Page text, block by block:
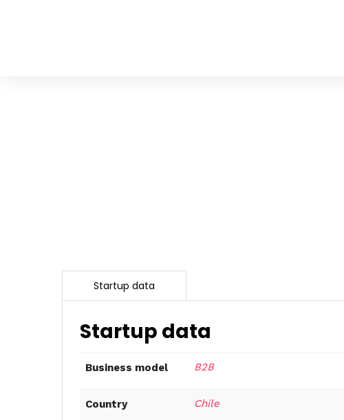
Startup data
Business model B2B
Country Chile